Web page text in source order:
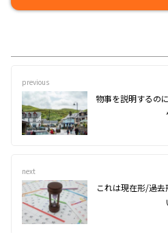
previous
物事を説明するの
next
これは現在形/過